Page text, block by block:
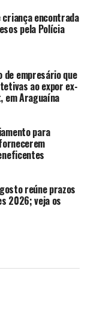
criança encontrada
pela Polícia
de empresário que
ao expor ex-
em Araguaína
para
reúne prazos
2026; veja os